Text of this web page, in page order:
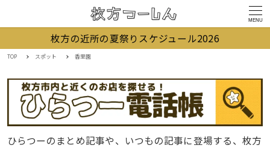
MENU
枚方の近所の夏祭りスケジュール2026
TOP スポット 香里園
ひらつーのまとめ記事や、いつもの記事に登場する、枚方